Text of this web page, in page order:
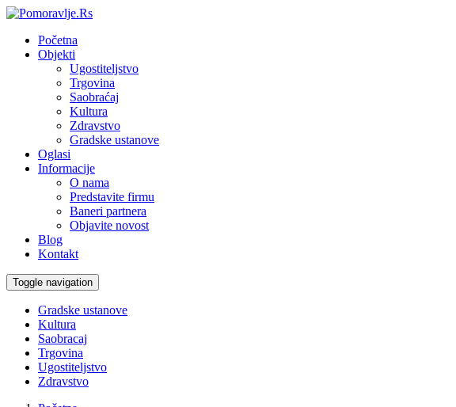
Početna
Objekti
Ugostiteljstvo
Trgovina
Saobraćaj
Kultura
Zdravstvo
Gradske ustanove
Oglasi
Informacije
O nama
Predstavite firmu
Baneri partnera
Objavite novost
Blog
Kontakt
Toggle navigation
Gradske ustanove
Kultura
Saobracaj
Trgovina
Ugostiteljstvo
Zdravstvo